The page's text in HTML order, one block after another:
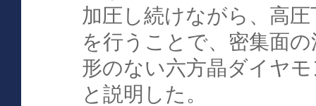
加圧し続けながら、高
を行うことで、密集面
形のない六方晶ダイヤ
と説明した。